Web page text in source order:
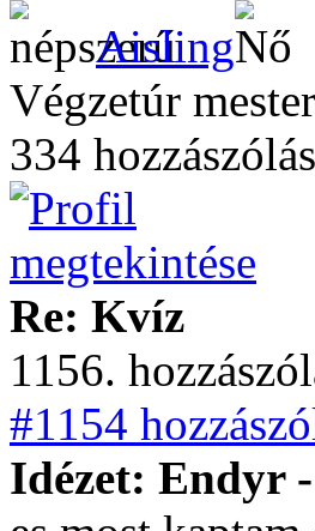
Aisling
Végzetúr mester
334 hozzászólás
Re: Kvíz
1156.
#1154
Idézet: Endyr